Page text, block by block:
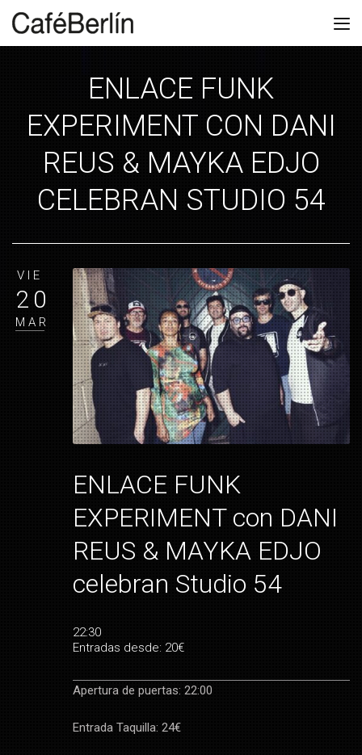
ENLACE FUNK
EXPERIMENT CON DANI
REUS & MAYKA EDJO
CELEBRAN STUDIO 54
VIE
20
MAR
ENLACE FUNK
EXPERIMENT con DANI
REUS & MAYKA EDJO
celebran Studio 54
22:30
Entradas desde: 20€
Apertura de puertas: 22:00
Entrada Taquilla: 24€